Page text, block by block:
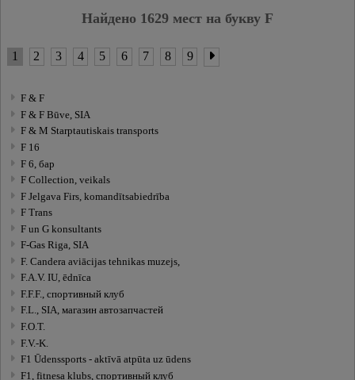
Найдено 1629 мест на букву F
1 2 3 4 5 6 7 8 9
F & F
F & F Būve, SIA
F & M Starptautiskais transports
F 16
F 6, бар
F Collection, veikals
F Jelgava Firs, komandītsabiedrība
F Trans
F un G konsultants
F-Gas Riga, SIA
F. Candera aviācijas tehnikas muzejs,
F.A.V. IU, ēdnīca
F.F.F., спортивный клуб
F.L., SIA, магазин автозапчастей
F.O.T.
F.V.-K.
F1 Ūdenssports - aktīvā atpūta uz ūdens
F1, fitnesa klubs, спортивный клуб